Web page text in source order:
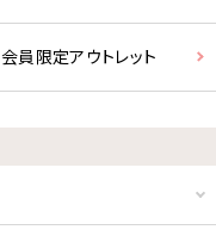
会員限定アウトレット